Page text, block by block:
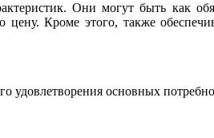
Они могут быть как
Кроме этого, также
удовлетворения основных